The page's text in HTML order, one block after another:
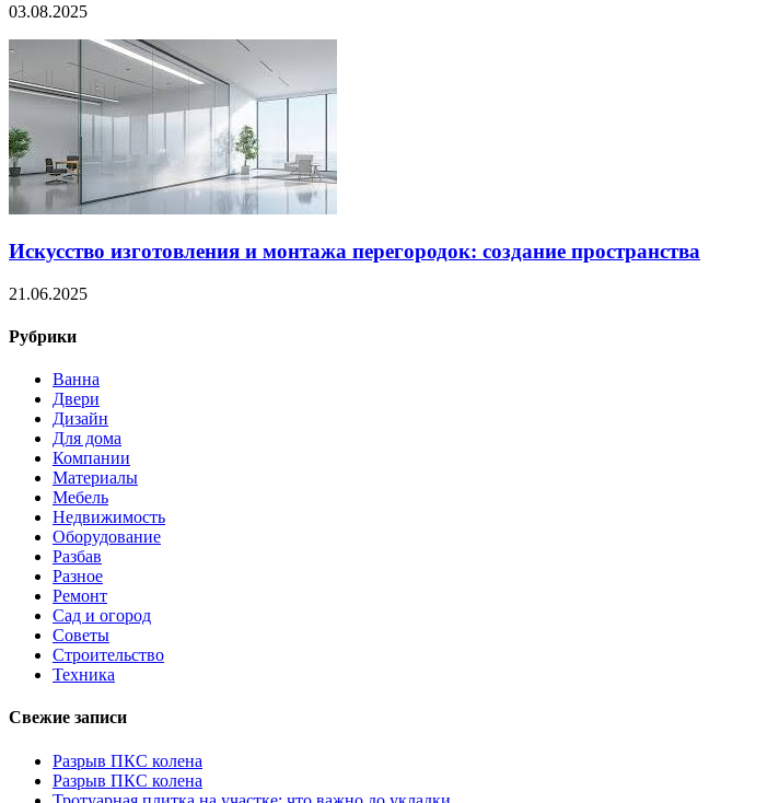
03.08.2025
Искусство изготовления и монтажа перегородок: создание пространства
21.06.2025
Рубрики
Ванна
Двери
Дизайн
Для дома
Компании
Материалы
Мебель
Недвижимость
Оборудование
Разбав
Разное
Ремонт
Сад и огород
Советы
Строительство
Техника
Свежие записи
Разрыв ПКС колена
Разрыв ПКС колена